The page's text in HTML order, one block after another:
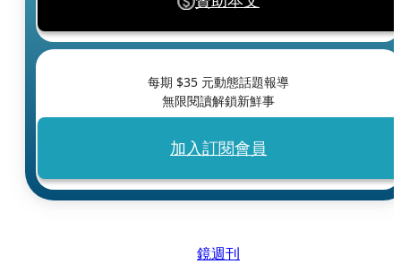
每期 $35 元動態話題報導
無限閱讀解鎖新鮮事
加入訂閱會員
鏡週刊